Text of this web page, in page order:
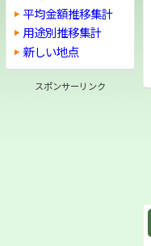
平均金額推移集計
用途別推移集計
新しい地点
スポンサーリンク